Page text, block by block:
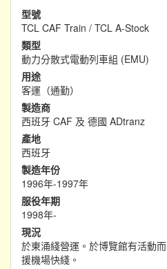
型號
TCL CAF Train / TCL A-Stock
類型
動力分散式電動列車組 (EMU)
用途
客運（通勤）
製造商
西班牙 CAF 及 德國 ADtranz
產地
西班牙
製造年份
1996年-1997年
服役年期
1998年-
現況
於東涌綫營運。於博覽館有活動
援機場快綫。